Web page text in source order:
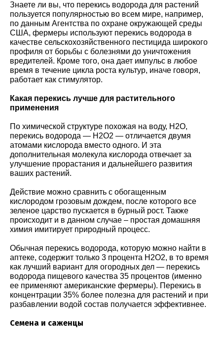
Знаете ли вы, что перекись водорода для растений
пользуется популярностью во всем мире, например,
по данным Агентства по охране окружающей среды
США, фермеры используют перекись водорода в
качестве сельскохозяйственного пестицида широкого
профиля от борьбы с болезнями до уничтожения
вредителей. Кроме того, она дает импульс в любое
время в течение цикла роста культур, иначе говоря,
работает как стимулятор.
Какая перекись лучше для растительного
применения
По химической структуре похожая на воду, H2O,
перекись водорода — H2O2 — отличается двумя
атомами кислорода вместо одного. И эта
дополнительная молекула кислорода отвечает за
улучшение прорастания и дальнейшего развития
ваших растений.
Действие можно сравнить с обогащенным
кислородом грозовым дождем, после которого все
зеленое царство пускается в бурный рост. Также
происходит и в данном случае – простая домашняя
химия имитирует природный процесс.
Обычная перекись водорода, которую можно найти в
аптеке, содержит только 3 процента H2O2, в то время
как лучший вариант для огородных дел — перекись
водорода пищевого качества 35 процентов (именно
ее применяют американские фермеры). Перекись в
концентрации 35% более полезна для растений и при
разбавлении водой состав получается эффективнее.
Семена и саженцы